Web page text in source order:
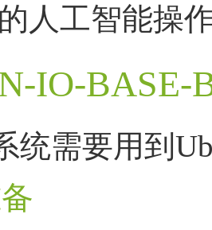
人工智能操
IO-
统需要用到